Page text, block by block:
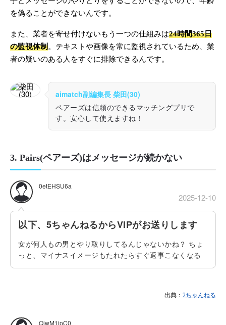
を偽ることができないんです。
また、業者を寄せ付けないもう一つの仕組みは24時間365日
の監視体制。テキストや画像を常に監視されているため、業
者の疑いのある人をすぐに排除できるんです。
aimatch副編集長 柴田(30)
ペアーズは信頼のできるマッチングプリで
す。安心して使えますね！
3. Pairs(ペアーズ)はメッセージが続かない
0etEHSU6a
2025-12-10
以下、5ちゃんねるからVIPがお送りします
女が何人もの男とやり取りしてるんじゃないかね？ ちょ
っと、マイナスイメージもたれたらすぐ返事こなくなる
出典： 2ちゃんねる
QiwM1jpC0